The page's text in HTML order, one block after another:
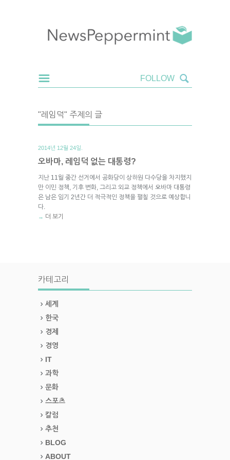
"레임덕" 주제의 글
2014년 12월 24일.
오바마, 레임덕 없는 대통령?
지난 11월 중간 선거에서 공화당이 상하원 다수당을 차지했지
만 이민 정책, 기후 변화, 그리고 외교 정책에서 오바마 대통령
은 남은 임기 2년간 더 적극적인 정책을 펼칠 것으로 예상합니
다.
→ 더 보기
카테고리
세계
한국
경제
경영
IT
과학
문화
스포츠
칼럼
추천
BLOG
ABOUT